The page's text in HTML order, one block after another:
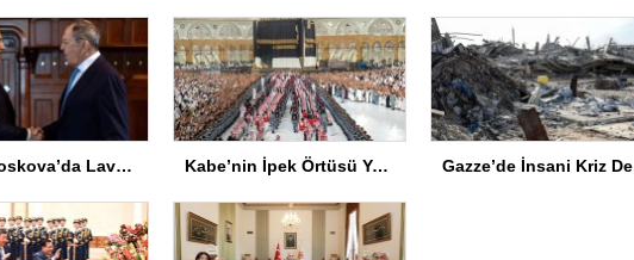
Fidan, Moskova’da Lavrov ile Görüştü Kabe’nin İpek Örtüsü Yenilendi